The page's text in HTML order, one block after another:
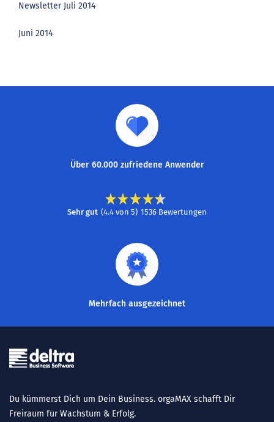
Newsletter Juli 2014
Juni 2014
Über 60.000 zufriedene Anwender
Sehr gut (4.4 von 5) 1536 Bewertungen
Mehrfach ausgezeichnet
Du kümmerst Dich um Dein Business. orgaMAX schafft Dir
Freiraum für Wachstum & Erfolg.